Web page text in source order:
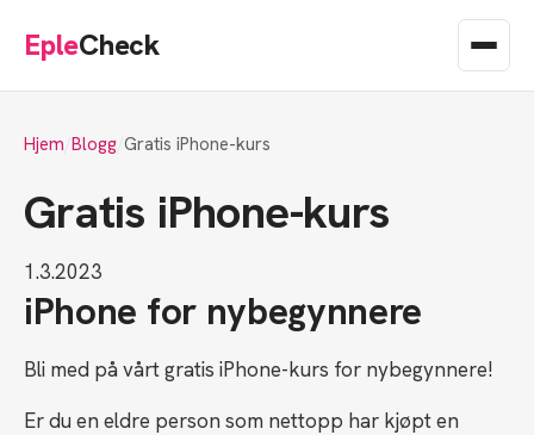
EpleCheck
Hjem Blogg Gratis iPhone-kurs
Gratis iPhone-kurs
1.3.2023
iPhone for nybegynnere
Bli med på vårt gratis iPhone-kurs for nybegynnere!
Er du en eldre person som nettopp har kjøpt en